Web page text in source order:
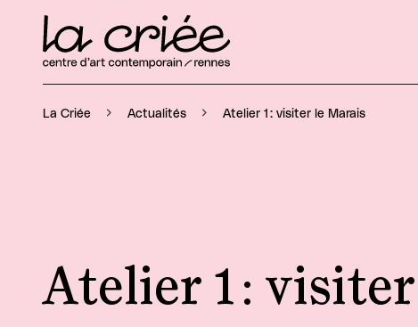
La Criée Actualités Atelier 1 : visiter le Marais
Atelier 1 :